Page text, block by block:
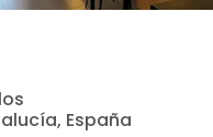
España